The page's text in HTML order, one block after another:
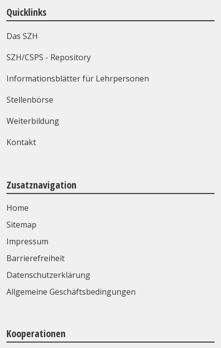
Quicklinks
Das SZH
SZH/CSPS - Repository
Informationsblätter für Lehrpersonen
Stellenbörse
Weiterbildung
Kontakt
Zusatznavigation
Home
Sitemap
Impressum
Barrierefreiheit
Datenschutzerklärung
Allgemeine Geschäftsbedingungen
Kooperationen